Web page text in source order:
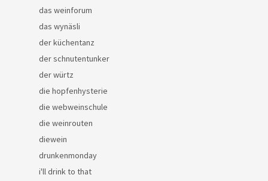
das weinforum
das wynäsli
der küchentanz
der schnutentunker
der würtz
die hopfenhysterie
die webweinschule
die weinrouten
diewein
drunkenmonday
i'll drink to that